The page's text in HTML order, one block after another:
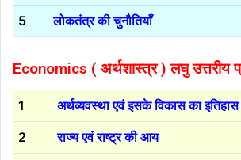
5
लोकतंत्र की चुनौतियाँ
Economics ( अर्थशास्त्र )लघु उत्तरीय
1
अर्थव्यवस्था एवं इसके विकास का इतिहास
2
राज्य एवं राष्ट्र की आय